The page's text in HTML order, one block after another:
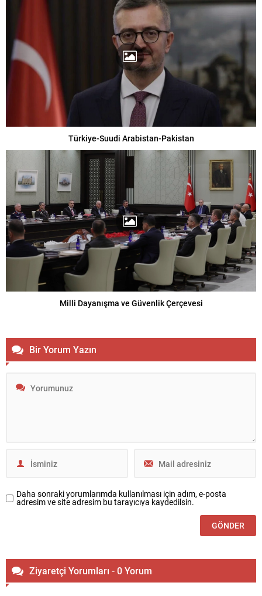
Türkiye-Suudi Arabistan-Pakistan
Milli Dayanışma ve Güvenlik Çerçevesi
Bir Yorum Yazın
Daha sonraki yorumlarımda kullanılması için adım, e-posta
adresim ve site adresim bu tarayıcıya kaydedilsin.
Ziyaretçi Yorumları - 0 Yorum